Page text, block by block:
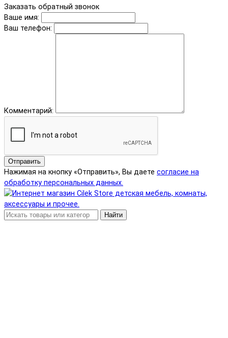
Заказать обратный звонок
Ваше имя:
Ваш телефон:
Комментарий:
Отправить
Нажимая на кнопку «Отправить», Вы даете согласие на
обработку персональных данных.
Найти